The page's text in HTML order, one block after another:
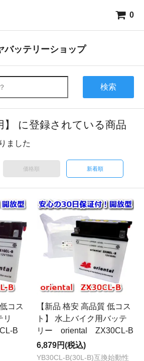
0
バッテリーショップ
検索
】 に登録されている商品
ました
価格順 新着順
コス
リ
B
【新品 格安 高品質 低コス
ト】 水上バイク用バッテ
リー oriental ZX30CL-B
6,879円(税込)
YB30CL-B(30L-B)互換始動性